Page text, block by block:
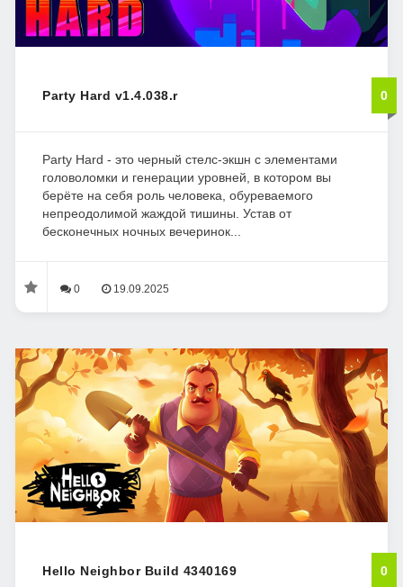
Party Hard v1.4.038.r 0
Party Hard - это черный стелс-экшн с элементами
головоломки и генерации уровней, в котором вы
берёте на себя роль человека, обуреваемого
непреодолимой жаждой тишины. Устав от
бесконечных ночных вечеринок...
0 19.09.2025
Hello Neighbor Build 4340169 0